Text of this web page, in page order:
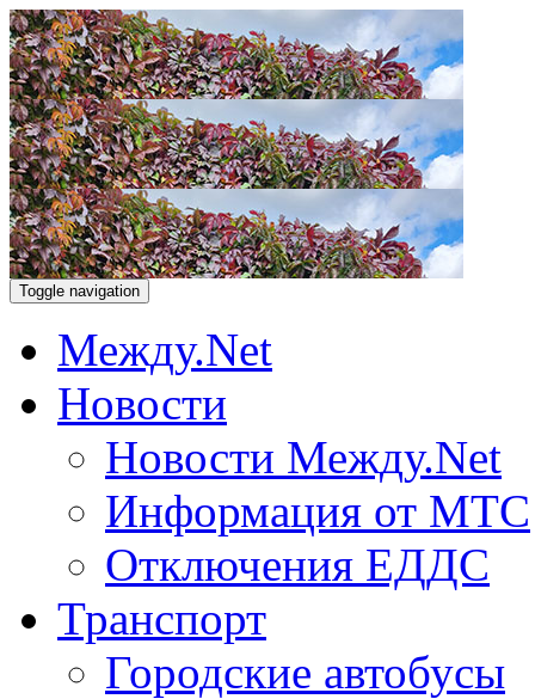
Toggle navigation
Между.Net
Новости
Новости Между.Net
Информация от МТС
Отключения ЕДДС
Транспорт
Городские автобусы